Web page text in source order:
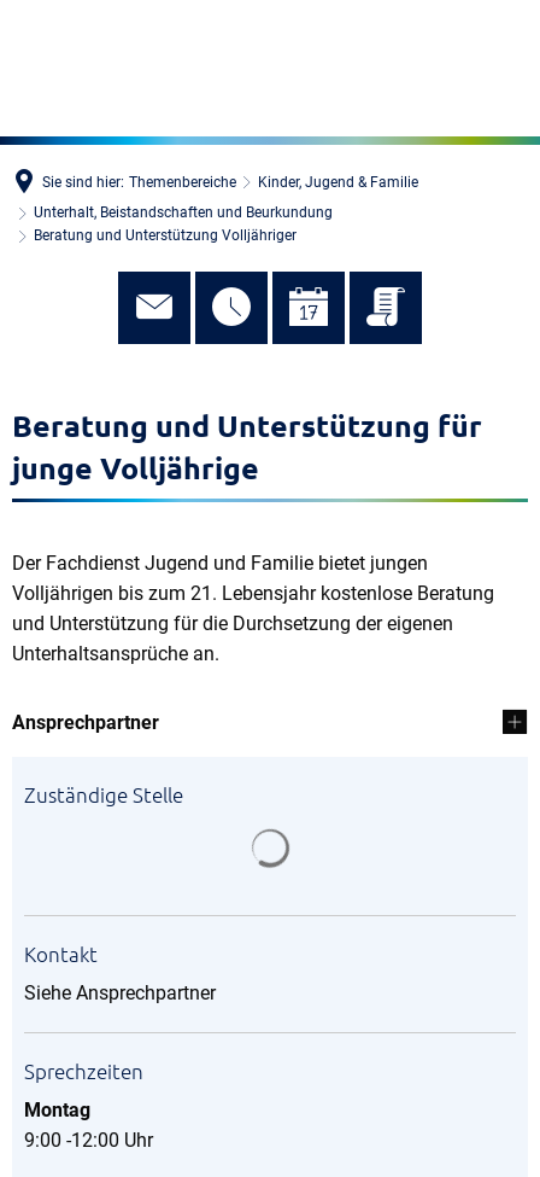
Sie sind hier: Themenbereiche
Kinder, Jugend & Familie
Unterhalt, Beistandschaften und Beurkundung
Beratung und Unterstützung Volljähriger
Beratung und Unterstützung für
junge Volljährige
Der Fachdienst Jugend und Familie bietet jungen
Volljährigen bis zum 21. Lebensjahr kostenlose Beratung
und Unterstützung für die Durchsetzung der eigenen
Unterhaltsansprüche an.
Ansprechpartner
Zuständige Stelle
Kontakt
Siehe Ansprechpartner
Sprechzeiten
Montag
9:00 -12:00 Uhr